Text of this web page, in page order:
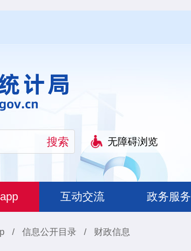
无障碍浏览
互动交流 政务服务
/ 信息公开目录 / 财政信息